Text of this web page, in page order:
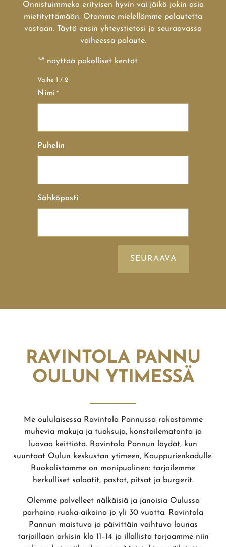
Onnistuimmeko erityisen hyvin vai jäikö jokin asia
mietityttämään. Otamme mielellämme palautetta
vastaan. Täytä ensin yhteystietosi ja seuraavassa
vaiheessa palaute.
"*" näyttää pakolliset kentät
Vaihe 1 / 2
Nimi *
Puhelin
Sähköposti
RAVINTOLA PANNU
OULUN YTIMESSÄ
Me oululaisessa Ravintola Pannussa rakastamme
muhevia makuja ja tuoksuja, konstailematonta ja
luovaa keittiötä. Ravintola Pannun löydät, kun
suuntaat Oulun keskustan ytimeen, Kauppurienkadulle.
Ruokalistamme on monipuolinen: tarjoilemme
herkulliset salaatit, pastat, pitsat ja burgerit.
Olemme palvelleet nälkäisiä ja janoisia Oulussa
parhaina ruoka-aikoina jo yli 30 vuotta. Ravintola
Pannun maistuva ja päivittäin vaihtuva lounas
tarjoillaan arkisin klo 11–14 ja illallista tarjoamme niin